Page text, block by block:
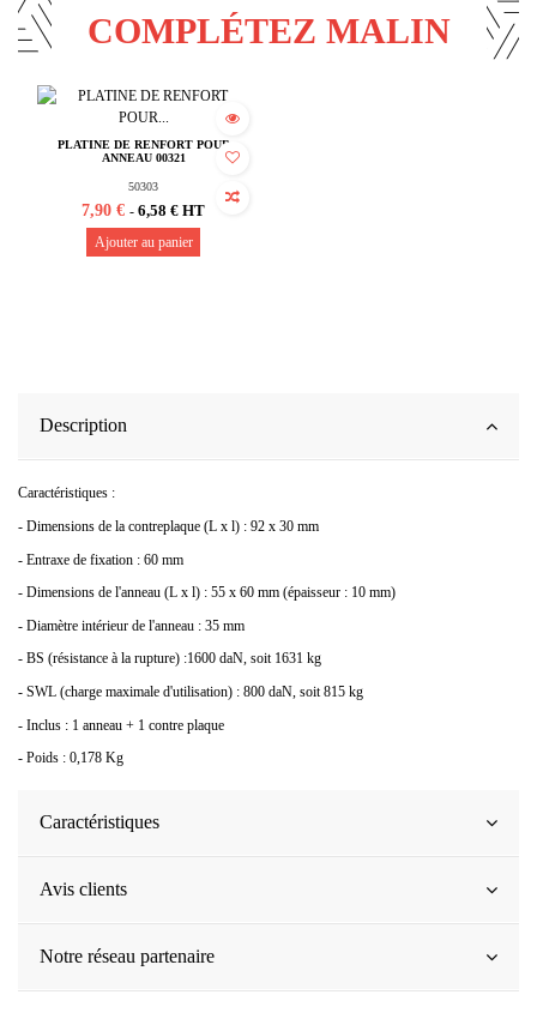
COMPLÉTEZ MALIN
PLATINE DE RENFORT POUR
ANNEAU 00321
50303
7,90 € - 6,58 € HT
Ajouter au panier
Description
Caractéristiques :
- Dimensions de la contreplaque (L x l) : 92 x 30 mm
- Entraxe de fixation : 60 mm
- Dimensions de l'anneau (L x l) : 55 x 60 mm (épaisseur : 10 mm)
- Diamètre intérieur de l'anneau : 35 mm
- BS (résistance à la rupture) :1600 daN, soit 1631 kg
- SWL (charge maximale d'utilisation) : 800 daN, soit 815 kg
- Inclus : 1 anneau + 1 contre plaque
- Poids : 0,178 Kg
Caractéristiques
Avis clients
Notre réseau partenaire